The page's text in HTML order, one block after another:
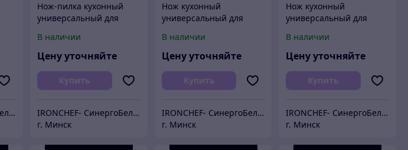
IRONCHEF- СинергоБелСервис (для юр.лиц)
Нож-пилка кухонный
универсальный для
В наличии
Цену уточняйте
Купить
IRONCHEF- СинергоБелСервис (для юр.лиц)
г. Минск
Нож кухонный
универсальный для
В наличии
Цену уточняйте
Купить
IRONCHEF- СинергоБелСервис (для юр.лиц)
г. Минск
Нож кухонный
универсальный для
В наличии
Цену уточняйте
Купить
IRONCHEF- СинергоБелСервис (для юр.лиц)
г. Минск